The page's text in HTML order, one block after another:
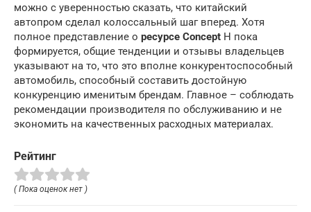
можно с уверенностью сказать, что китайский
автопром сделал колоссальный шаг вперед. Хотя
полное представление о ресурсе Concept H пока
формируется, общие тенденции и отзывы владельцев
указывают на то, что это вполне конкурентоспособный
автомобиль, способный составить достойную
конкуренцию именитым брендам. Главное – соблюдать
рекомендации производителя по обслуживанию и не
экономить на качественных расходных материалах.
Рейтинг
( Пока оценок нет )